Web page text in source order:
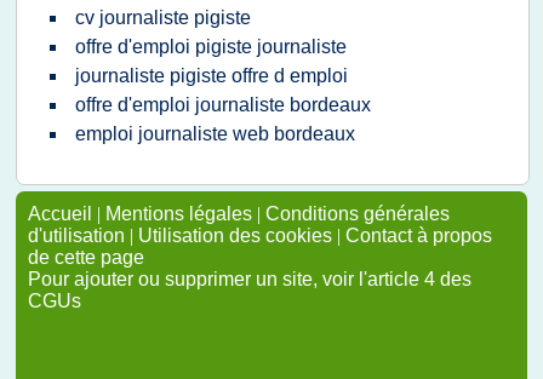
cv journaliste pigiste
offre d'emploi pigiste journaliste
journaliste pigiste offre d emploi
offre d'emploi journaliste bordeaux
emploi journaliste web bordeaux
Accueil | Mentions légales | Conditions générales
d'utilisation | Utilisation des cookies | Contact à propos
de cette page
Pour ajouter ou supprimer un site, voir l'article 4 des
CGUs